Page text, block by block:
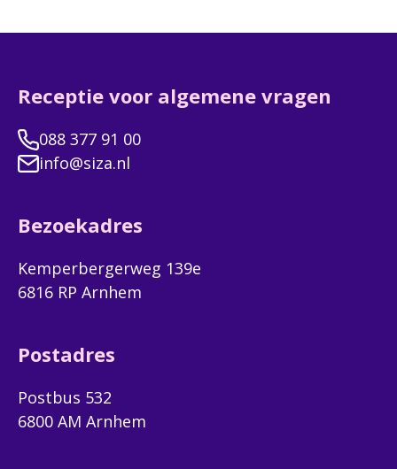
Receptie voor algemene vragen
088 377 91 00
info@siza.nl
Bezoekadres
Kemperbergerweg 139e
6816 RP Arnhem
Postadres
Postbus 532
6800 AM Arnhem